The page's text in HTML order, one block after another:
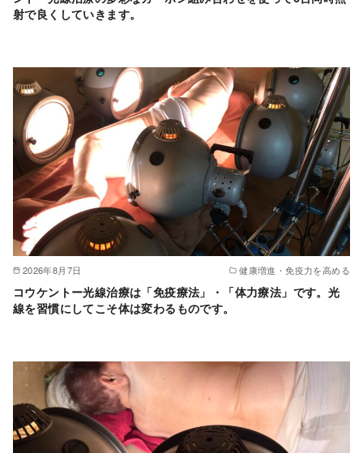
射で良くしていきます。
2026年8月7日 健康増進・免疫力を高める
コウケントー光線治療は「免疫療法」・「体力療法」です。光
線を習慣にしてこそ体は変わるものです。